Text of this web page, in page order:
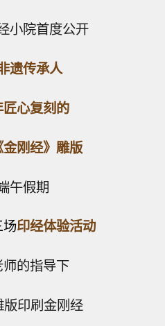
小院首度公开
遗传承人
心复刻的
刚经》雕版
午假期
印经体验活动
的指导下
印刷金刚经